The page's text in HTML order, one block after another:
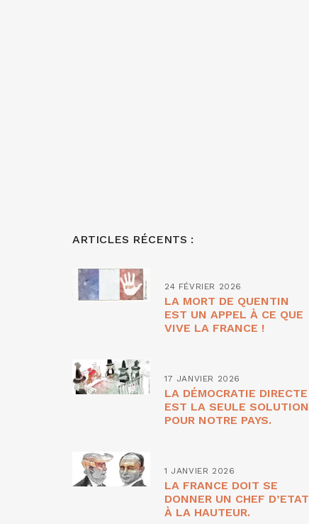
ARTICLES RÉCENTS :
24 FÉVRIER 2026
LA MORT DE QUENTIN
EST UN APPEL À CE QUE
VIVE LA FRANCE !
17 JANVIER 2026
LA DÉMOCRATIE DIRECTE
EST LA SEULE SOLUTION
POUR NOTRE PAYS.
1 JANVIER 2026
LA FRANCE DOIT SE
DONNER UN CHEF D’ETAT
À LA HAUTEUR.